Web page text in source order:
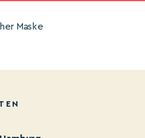
Maske